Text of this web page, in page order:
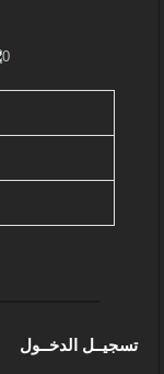
تسجيــل الدخــول